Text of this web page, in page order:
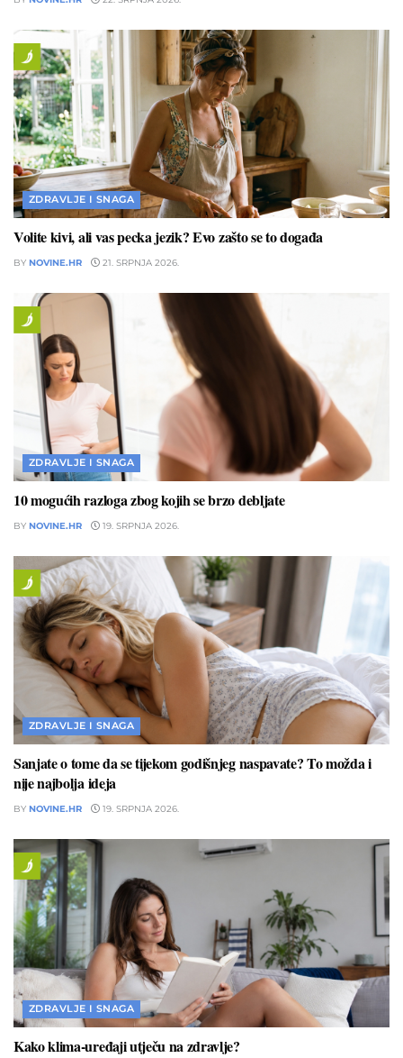
ZDRAVLJE I SNAGA
Volite kivi, ali vas pecka jezik? Evo zašto se to događa
BY NOVINE.HR 21. SRPNJA 2026.
ZDRAVLJE I SNAGA
10 mogućih razloga zbog kojih se brzo debljate
BY NOVINE.HR 19. SRPNJA 2026.
ZDRAVLJE I SNAGA
Sanjate o tome da se tijekom godišnjeg naspavate? To možda i
nije najbolja ideja
BY NOVINE.HR 19. SRPNJA 2026.
ZDRAVLJE I SNAGA
Kako klima-uređaji utječu na zdravlje?